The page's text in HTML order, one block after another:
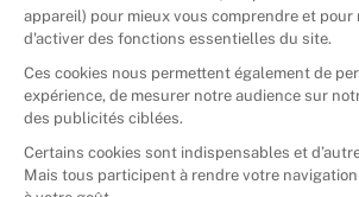
🇮🇹Italie
Donner vos livres